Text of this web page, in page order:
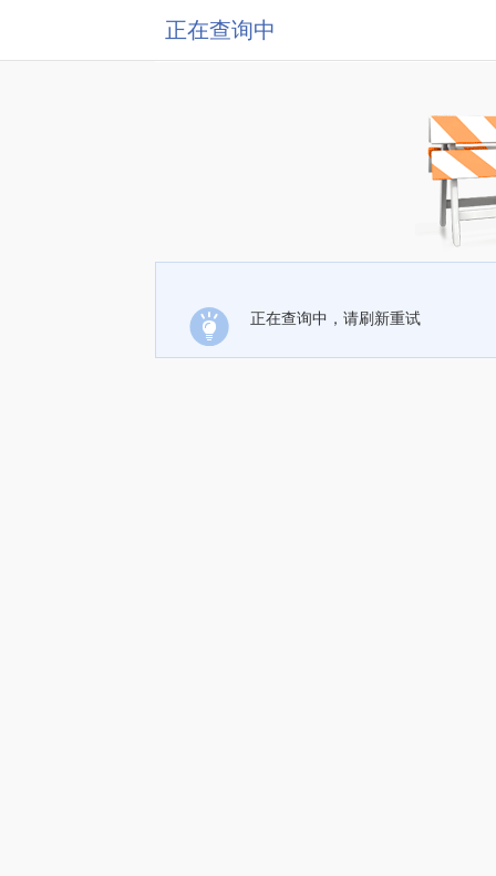
正在查询中
正在查询中，请刷新重试